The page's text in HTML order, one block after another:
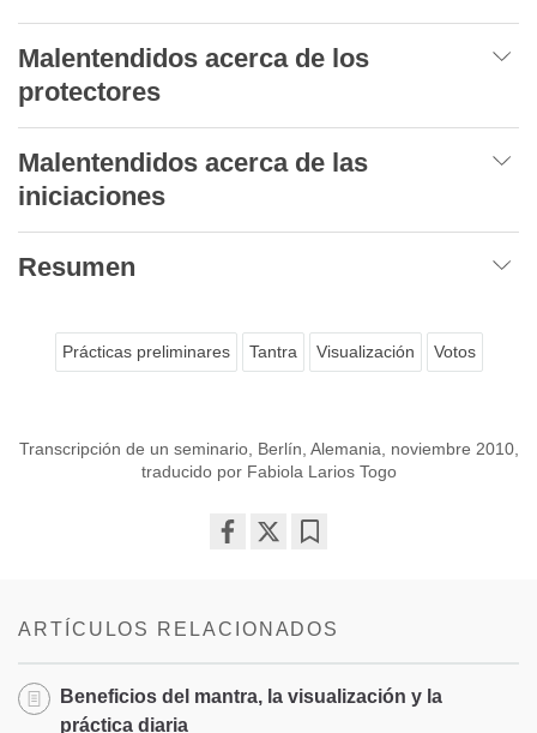
Malentendidos acerca de los
protectores
Malentendidos acerca de las
iniciaciones
Resumen
Prácticas preliminares Tantra Visualización Votos
Transcripción de un seminario, Berlín, Alemania, noviembre 2010,
traducido por Fabiola Larios Togo
ARTÍCULOS RELACIONADOS
Beneficios del mantra, la visualización y la
práctica diaria